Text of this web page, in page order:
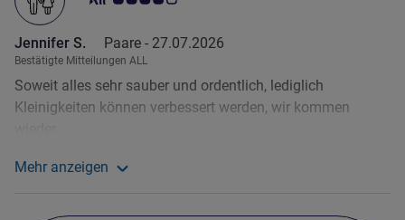
Jennifer S. Paare - 27.07.2026
Bestätigte Mitteilungen ALL
Soweit alles sehr sauber und ordentlich, lediglich
Kleinigkeiten können verbessert werden, wir kommen
Mehr anzeigen